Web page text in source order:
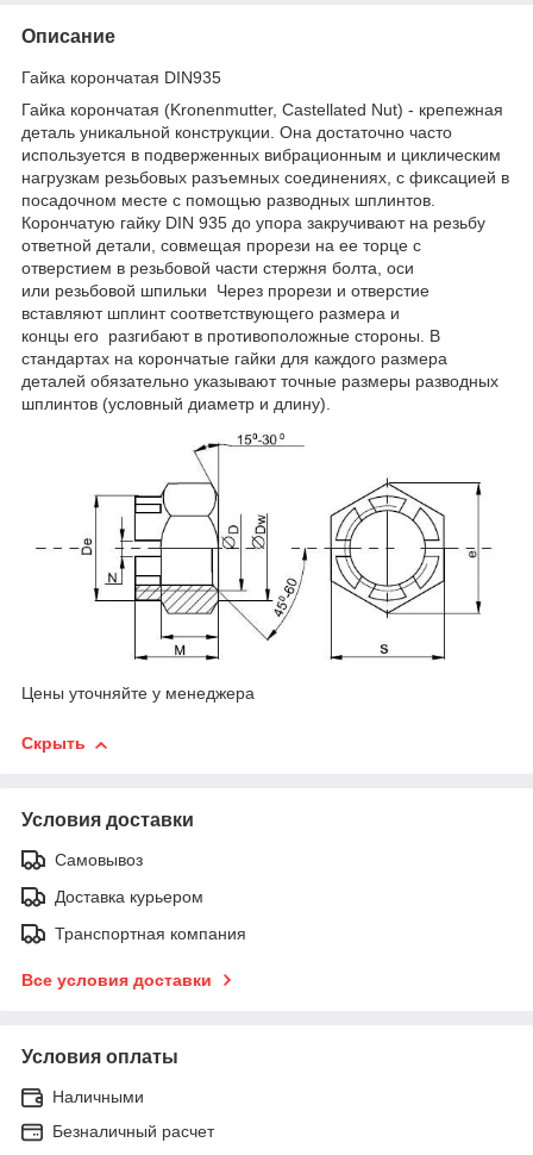
Описание
Гайка корончатая DIN935
Гайка корончатая (Kronenmutter, Castellated Nut) - крепежная
деталь уникальной конструкции. Она достаточно часто
используется в подверженных вибрационным и циклическим
нагрузкам резьбовых разъемных соединениях, с фиксацией в
посадочном месте с помощью разводных шплинтов.
Корончатую гайку DIN 935 до упора закручивают на резьбу
ответной детали, совмещая прорези на ее торце с
отверстием в резьбовой части стержня болта, оси
или резьбовой шпильки Через прорези и отверстие
вставляют шплинт соответствующего размера и
концы его разгибают в противоположные стороны. В
стандартах на корончатые гайки для каждого размера
деталей обязательно указывают точные размеры разводных
шплинтов (условный диаметр и длину).
Цены уточняйте у менеджера
Скрыть
Условия доставки
Самовывоз
Доставка курьером
Транспортная компания
Все условия доставки
Условия оплаты
Наличными
Безналичный расчет